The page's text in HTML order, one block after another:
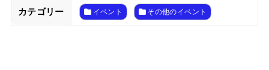
カテゴリー イベント その他のイベント